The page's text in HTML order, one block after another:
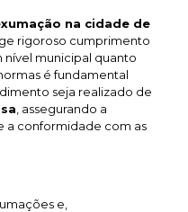
na cidade de
rigoroso cumprimento
municipal quanto
é fundamental
seja realizado de
, assegurando a
a conformidade com as
e,